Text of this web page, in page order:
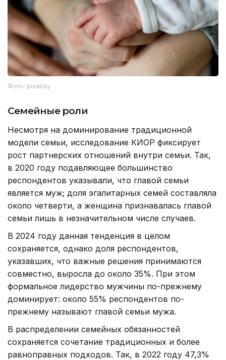
Фото: pixabay
Семейные роли
Несмотря на доминирование традиционной
модели семьи, исследование КИОР фиксирует
рост партнерских отношений внутри семьи. Так,
в 2020 году подавляющее большинство
респондентов указывали, что главой семьи
является муж; доля эгалитарных семей составляла
около четверти, а женщина признавалась главой
семьи лишь в незначительном числе случаев.
В 2024 году данная тенденция в целом
сохраняется, однако доля респондентов,
указавших, что важные решения принимаются
совместно, выросла до около 35%. При этом
формальное лидерство мужчины по-прежнему
доминирует: около 55% респондентов по-
прежнему называют главой семьи мужа.
В распределении семейных обязанностей
сохраняется сочетание традиционных и более
равноправных подходов. Так, в 2022 году 47,3%